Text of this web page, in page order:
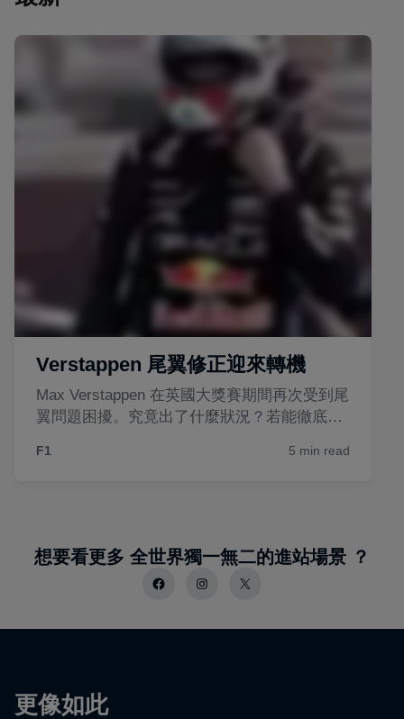
想要看更多 全世界獨一無二的進站場景 ？
更像如此